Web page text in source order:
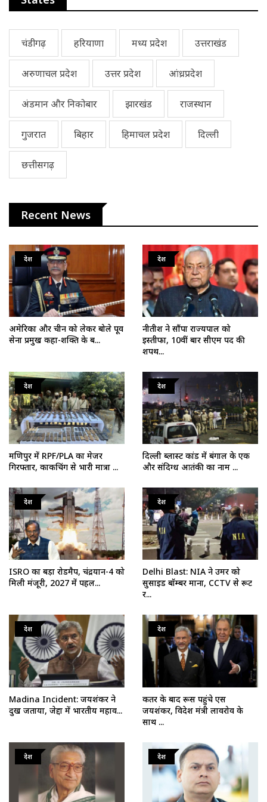
चंडीगढ़ हरियाणा मध्य प्रदेश उत्तराखंड
अरुणाचल प्रदेश उत्तर प्रदेश आंध्रप्रदेश
अंडमान और निकोबार झारखंड राजस्थान
गुजरात बिहार हिमाचल प्रदेश दिल्ली
छत्तीसगढ़
Recent News
देश
अमेरिका और चीन को लेकर बोले पूर्व
सेना प्रमुख कहा-शक्ति के ब...
देश
नीतीश ने सौंपा राज्यपाल को
इस्तीफा, 10वीं बार सीएम पद की
शपथ...
देश
मणिपुर में RPF/PLA का मेजर
गिरफ्तार, काकचिंग से भारी मात्रा ...
देश
दिल्ली ब्लास्ट कांड में बंगाल के एक
और संदिग्ध आतंकी का नाम ...
देश
ISRO का बड़ा रोडमैप, चंद्रयान-4 को
मिली मंजूरी, 2027 में पहल...
देश
Delhi Blast: NIA ने उमर को
सुसाइड बॉम्बर माना, CCTV से रूट
र...
देश
Madina Incident: जयशंकर ने
दुख जताया, जेद्दा में भारतीय महाव...
देश
कतर के बाद रूस पहुंचे एस
जयशंकर, विदेश मंत्री लावरोव के
साथ ...
देश देश